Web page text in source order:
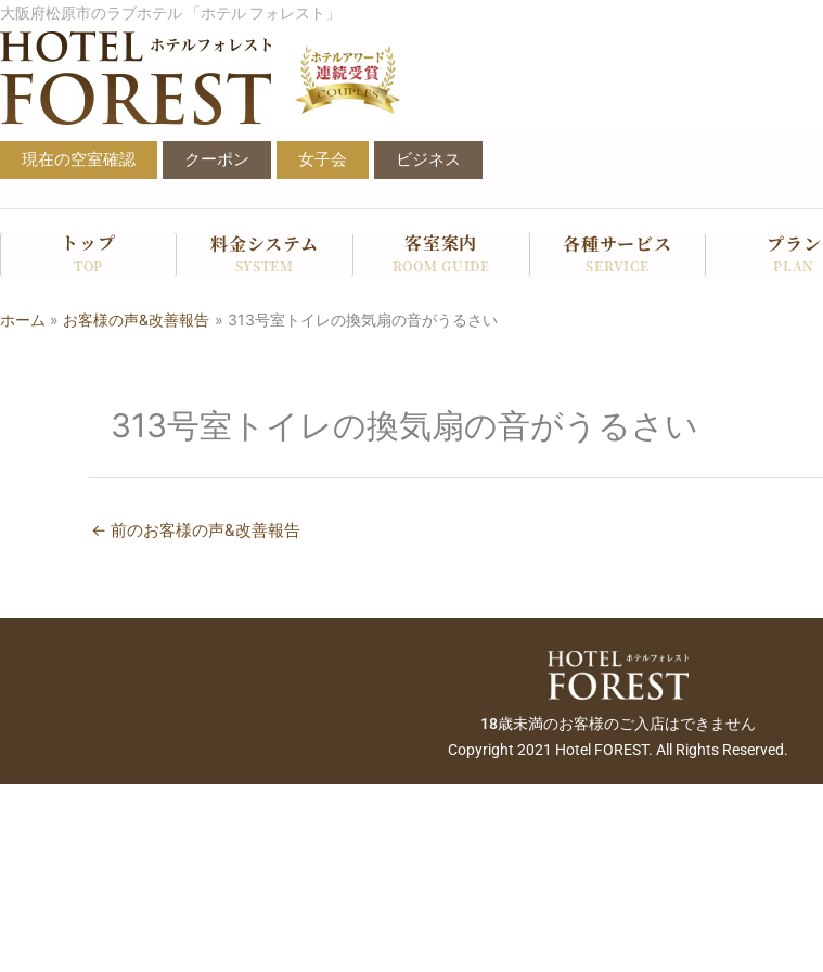
内
容
を
キ
ッ
大阪府松原市のラブホテル 「ホテル フォレスト」
現在の空室確認 クーポン 女子会 ビジネス
トップ
TOP
料金システム
SYSTEM
客室案内
ROOM GUIDE
各種サービス
SERVICE
プラン
PLAN
ホーム お客様の声&改善報告 313号室トイレの換気扇の音がうるさい
313号室トイレの換気扇の音がうるさい
← 前のお客様の声&改善報告
18歳未満のお客様のご入店はできません
Copyright 2021 Hotel FOREST. All Rights Reserved.